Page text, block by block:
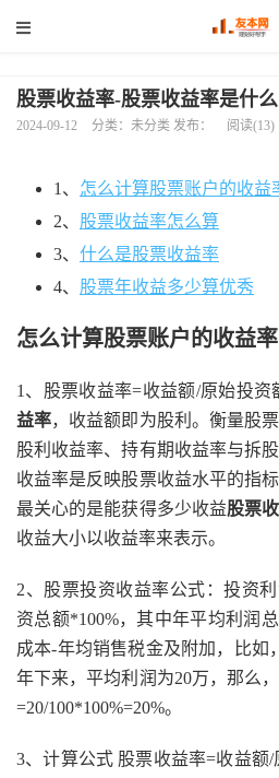
股票收益率-股票收益率是什
2024-09-12 分类：未分类 发布： 阅读(13)
1、 怎么计算股票账户的收益
2、 股票收益率怎么算
3、 什么是股票收益率
4、 股票年收益多少算优秀
怎么计算股票账户的收益
1、股票收益率=收益额/原始投资
益率，收益额即为股利。衡量股
股利收益率、持有期收益率与拆
收益率是反映股票收益水平的指
最关心的是能获得多少收益股票
收益大小以收益率来表示。
2、股票投资收益率公式：投资
资总额*100%，其中年平均利润
成本-年均销售税金及附加，比如
年下来，平均利润为20万，那么，
=20/100*100%=20%。
3、计算公式 股票收益率=收益额